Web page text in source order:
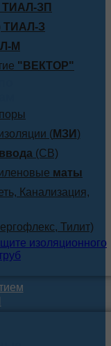
ТИАЛ-ЗП
ТИАЛ-З
М
"ВЕКТОР"
(МЗИ )
(СВ)
маты
Канализация,
Тилит)